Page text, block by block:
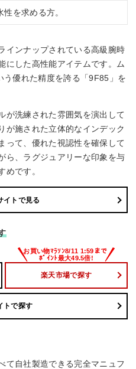
を求める方。
インナップされている高級腕時
にした高性能アイテムです。ム
優れた精度を誇る「9F85」を
が洗練された雰囲気を演出して
が施された立体的なインデック
って、優れた視認性を確保して
ら、ラグジュアリーな印象を与
めです。
イトで見る
楽天市場で探す
トで探す
て自社製造できる完全マニュフ